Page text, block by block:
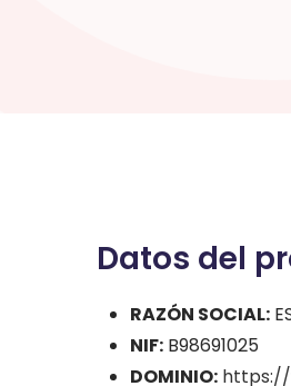
Datos del
RAZÓN SOCIAL:
NIF: B98691025
DOMINIO: https://